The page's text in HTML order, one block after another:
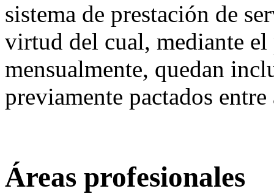
sistema de prestación de
virtud del cual, mediante el
mensualmente, quedan
previamente pactados entre
Áreas profesionales